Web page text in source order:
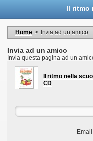
Home > Invia ad un amico
Invia ad un amico
Invia questa pagina ad un
Il ritmo nella
CD
I miei dati personali
My orders
I miei voucher
Logout